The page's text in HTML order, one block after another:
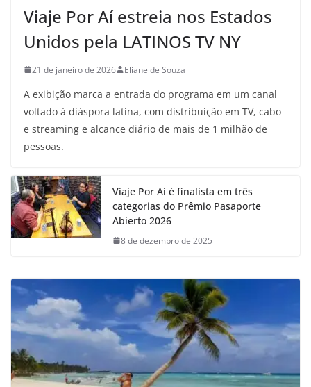
Viaje Por Aí estreia nos Estados
Unidos pela LATINOS TV NY
21 de janeiro de 2026 Eliane de Souza
A exibição marca a entrada do programa em um canal
voltado à diáspora latina, com distribuição em TV, cabo
e streaming e alcance diário de mais de 1 milhão de
pessoas.
Viaje Por Aí é finalista em três
categorias do Prêmio Pasaporte
Abierto 2026
8 de dezembro de 2025